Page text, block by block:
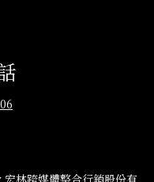
宏林跨媒體整合行銷股份有